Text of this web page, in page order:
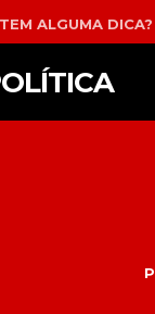
TEM ALGUMA